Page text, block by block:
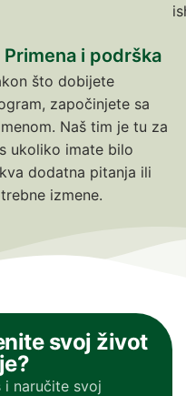
Primena i podrška
što dobijete
započinjete sa
Naš tim je tu za
ukoliko imate bilo
dodatna pitanja ili
izmene.
svoj život
i naručite svoj